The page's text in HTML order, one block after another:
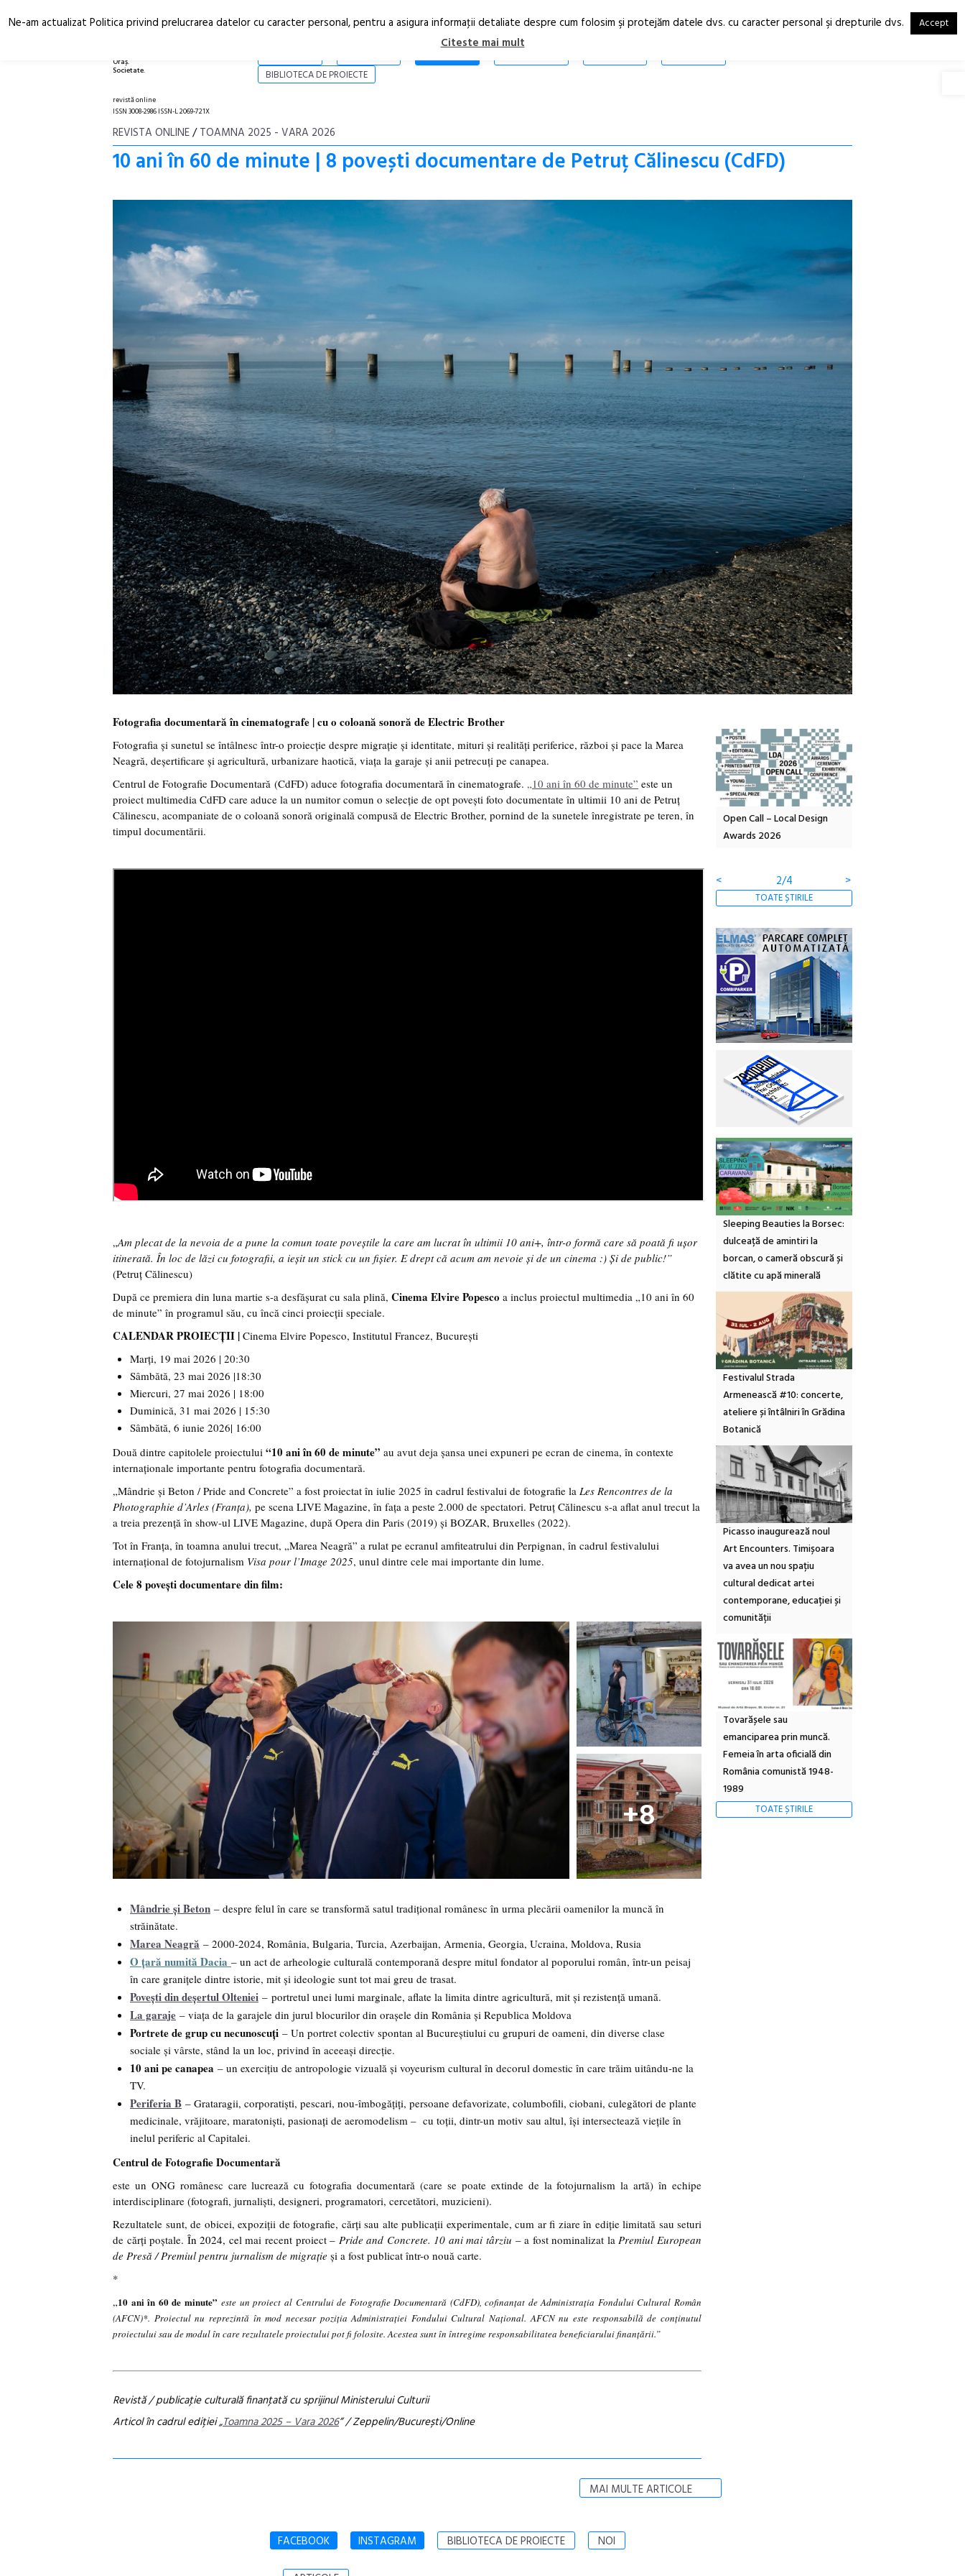
Oraș.
Societate.
RO
EN
STIRI
BIBLIOTECA DE PROIECTE
revistă online
ISSN 3008-2986 ISSN-L 2069-721X
REVISTA ONLINE/TOAMNA 2025 - VARA 2026
10 ani în 60 de minute | 8 povești documentare de Petruț Călinescu (CdFD)
Fotografia documentară în cinematografe | cu o coloană sonoră de Electric Brother
Fotografia și sunetul se întâlnesc într-o proiecție despre migrație și identitate, mituri și realități periferice, război și pace la Marea
Neagră, deșertificare și agricultură, urbanizare haotică, viața la garaje și anii petrecuți pe canapea.
Centrul de Fotografie Documentară (CdFD) aduce fotografia documentară în cinematografe. „10 ani în 60 de minute” este un
proiect multimedia CdFD care aduce la un numitor comun o selecție de opt povești foto documentate în ultimii 10 ani de Petruț
Călinescu, acompaniate de o coloană sonoră originală compusă de Electric Brother, pornind de la sunetele înregistrate pe teren, în
timpul documentării.
„Am plecat de la nevoia de a pune la comun toate poveștile la care am lucrat în ultimii 10 ani+, într-o formă care să poată fi ușor
itinerată. În loc de lăzi cu fotografii, a ieșit un stick cu un fișier. E drept că acum am nevoie și de un cinema :) Și de public!”
(Petruț Călinescu)
După ce premiera din luna martie s-a desfășurat cu sala plină, Cinema Elvire Popesco a inclus proiectul multimedia „10 ani în 60
de minute” în programul său, cu încă cinci proiecții speciale.
CALENDAR PROIECȚII | Cinema Elvire Popesco, Institutul Francez, București
Marți, 19 mai 2026 | 20:30
Sâmbătă, 23 mai 2026 |18:30
Miercuri, 27 mai 2026 | 18:00
Duminică, 31 mai 2026 | 15:30
Sâmbătă, 6 iunie 2026| 16:00
Două dintre capitolele proiectului “10 ani în 60 de minute” au avut deja șansa unei expuneri pe ecran de cinema, în contexte
internaționale importante pentru fotografia documentară.
„Mândrie și Beton / Pride and Concrete” a fost proiectat în iulie 2025 în cadrul festivalui de fotografie la Les Rencontres de la
Photographie d’Arles (Franța), pe scena LIVE Magazine, în fața a peste 2.000 de spectatori. Petruț Călinescu s-a aflat anul trecut la
a treia prezență în show-ul LIVE Magazine, după Opera din Paris (2019) și BOZAR, Bruxelles (2022).
Tot în Franța, în toamna anului trecut, „Marea Neagră” a rulat pe ecranul amfiteatrului din Perpignan, în cadrul festivalului
internațional de fotojurnalism Visa pour l’Image 2025, unul dintre cele mai importante din lume.
Cele 8 povești documentare din film:
+8
Mândrie și Beton – despre felul în care se transformă satul tradițional românesc în urma plecării oamenilor la muncă în
străinătate.
Marea Neagră – 2000-2024, România, Bulgaria, Turcia, Azerbaijan, Armenia, Georgia, Ucraina, Moldova, Rusia
O țară numită Dacia – un act de arheologie culturală contemporană despre mitul fondator al poporului român, într-un peisaj
în care granițele dintre istorie, mit și ideologie sunt tot mai greu de trasat.
Povești din deșertul Olteniei – portretul unei lumi marginale, aflate la limita dintre agricultură, mit și rezistență umană.
La garaje – viața de la garajele din jurul blocurilor din orașele din România și Republica Moldova
Portrete de grup cu necunoscuți – Un portret colectiv spontan al Bucureștiului cu grupuri de oameni, din diverse clase
sociale și vârste, stând la un loc, privind în aceeași direcție.
10 ani pe canapea – un exercițiu de antropologie vizuală și voyeurism cultural în decorul domestic în care trăim uitându-ne la
TV.
Periferia B – Grataragii, corporatiști, pescari, nou-îmbogățiți, persoane defavorizate, columbofili, ciobani, culegători de plante
medicinale, vrăjitoare, maratoniști, pasionați de aeromodelism – cu toții, dintr-un motiv sau altul, își intersectează viețile în
inelul periferic al Capitalei.
Centrul de Fotografie Documentară
este un ONG românesc care lucrează cu fotografia documentară (care se poate extinde de la fotojurnalism la artă) în echipe
interdisciplinare (fotografi, jurnaliști, designeri, programatori, cercetători, muzicieni).
Rezultatele sunt, de obicei, expoziții de fotografie, cărți sau alte publicații experimentale, cum ar fi ziare în ediție limitată sau seturi
de cărți poștale. În 2024, cel mai recent proiect – Pride and Concrete. 10 ani mai târziu – a fost nominalizat laPremiul European
de Presă / Premiul pentru jurnalism de migrație și a fost publicat într-o nouă carte.
*
„10 ani în 60 de minute” este un proiect al Centrului de Fotografie Documentară (CdFD), cofinanțat de Administrația Fondului Cultural Român
(AFCN)*. Proiectul nu reprezintă în mod necesar poziţia Administrației Fondului Cultural Național. AFCN nu este responsabilă de conținutul
proiectului sau de modul în care rezultatele proiectului pot fi folosite. Acestea sunt în întregime responsabilitatea beneficiarului finanțării.”
Revistă / publicaţie culturală finanţată cu sprijinul Ministerului Culturii
Articol în cadrul ediției „Toamna 2025 – Vara 2026” / Zeppelin/București/Online
MAI MULTE ARTICOLE
Open Call – Local Design
Anuala de artă urbană
Artown NOW #5:
<
3/4 >
TOATE ȘTIRILE
Sleeping Beauties la Borsec:
dulceață de amintiri la
borcan, o cameră obscură și
clătite cu apă minerală
Festivalul Strada
Armenească #10: concerte,
ateliere și întâlniri în Grădina
Botanică
Picasso inaugurează noul
Art Encounters. Timișoara
va avea un nou spațiu
cultural dedicat artei
contemporane, educației și
comunității
Tovarășele sau
emanciparea prin muncă.
Femeia în arta oficială din
România comunistă 1948-
1989
TOATE ȘTIRILE
FACEBOOK INSTAGRAM BIBLIOTECA DE PROIECTE NOI
Ne-am actualizat Politica privind prelucrarea datelor cu caracter personal, pentru a asigura informaţii detaliate despre cum folosim şi protejăm datele dvs. cu caracter personal şi drepturile dvs. Accept
Citeste mai mult